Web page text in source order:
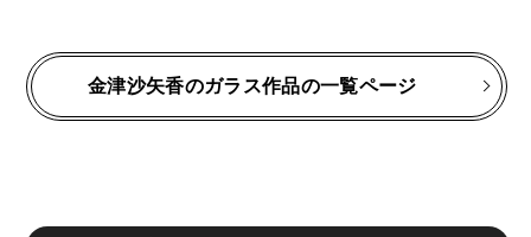
金津沙矢香のガラス作品の一覧ページ